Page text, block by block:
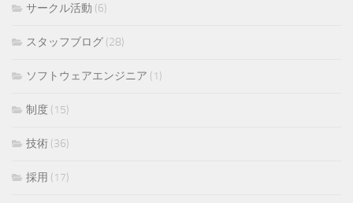
サークル活動 (6)
スタッフブログ (28)
ソフトウェアエンジニア (1)
制度 (15)
技術 (36)
採用 (17)